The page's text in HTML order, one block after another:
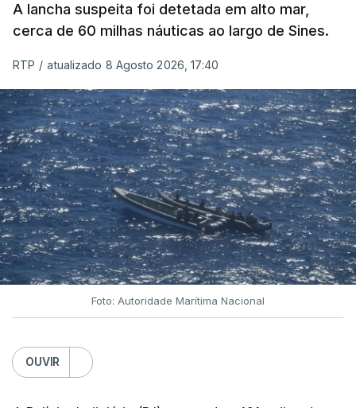
A lancha suspeita foi detetada em alto mar,
cerca de 60 milhas náuticas ao largo de Sines.
RTP / atualizado 8 Agosto 2026, 17:40
Foto: Autoridade Marítima Nacional
OUVIR